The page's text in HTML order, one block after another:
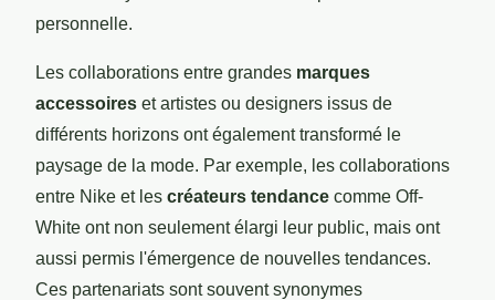
personnelle.
Les collaborations entre grandes marques
accessoires et artistes ou designers issus de
différents horizons ont également transformé le
paysage de la mode. Par exemple, les collaborations
entre Nike et les créateurs tendance comme Off-
White ont non seulement élargi leur public, mais ont
aussi permis l'émergence de nouvelles tendances.
Ces partenariats sont souvent synonymes